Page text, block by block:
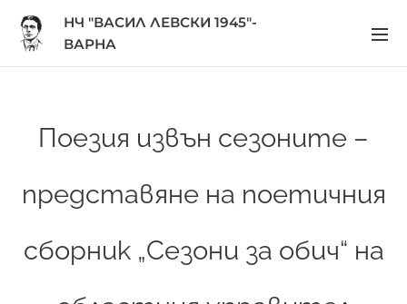
НЧ "ВАСИЛ ЛЕВСКИ 1945"-
ВАРНА
Поезия извън сезоните –
представяне на поетичния
сборник „Сезони за обич“ на